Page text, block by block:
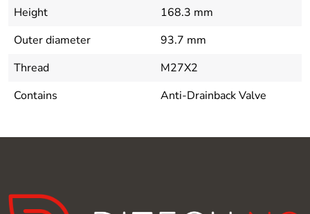
Height
168.3 mm
Outer diameter
93.7 mm
Thread
M27X2
Contains
Anti-Drainback Valve